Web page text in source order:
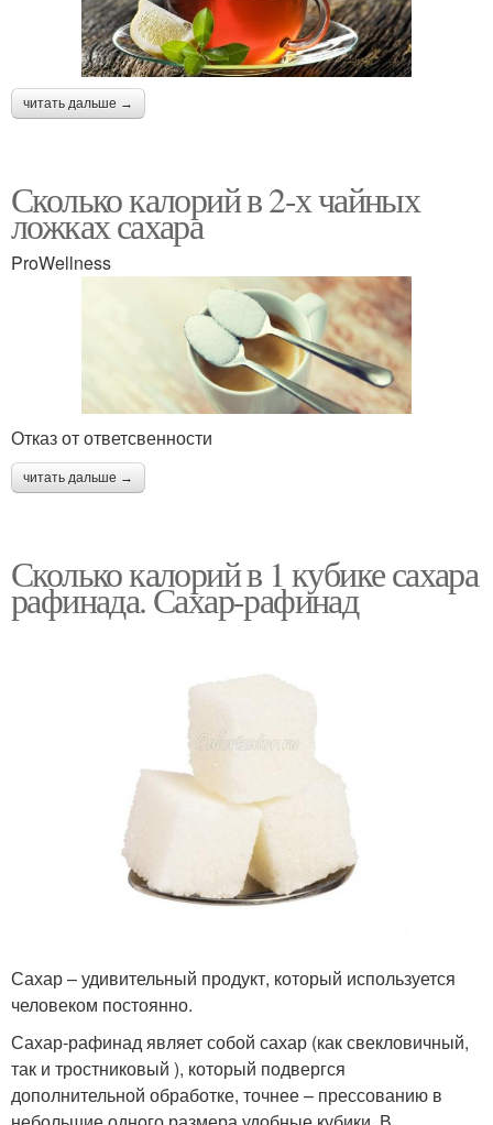
читать дальше →
Сколько калорий в 2-х чайных
ложках сахара
ProWellness
Отказ от ответсвенности
читать дальше →
Сколько калорий в 1 кубике сахара
рафинада. Сахар-рафинад
Сахар – удивительный продукт, который используется
человеком постоянно.
Сахар-рафинад являет собой сахар (как свекловичный,
так и тростниковый ), который подвергся
дополнительной обработке, точнее – прессованию в